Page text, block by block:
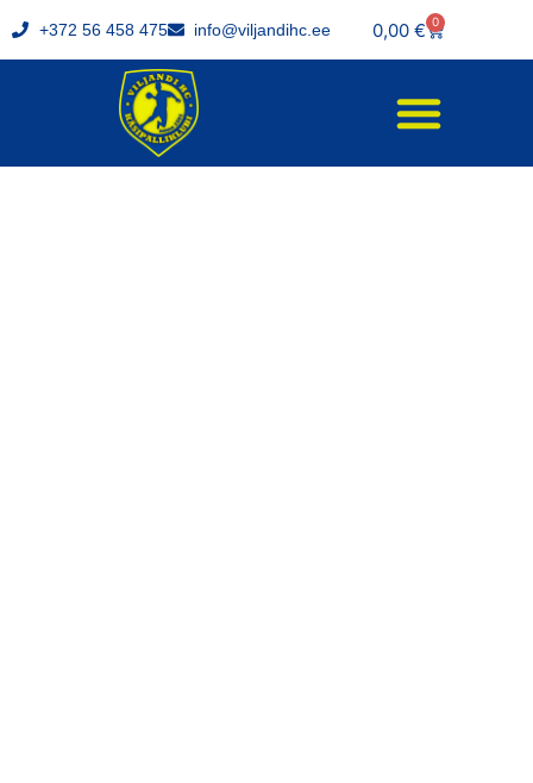
+372 56 458 475 info@viljandihc.ee 0,00 € 0